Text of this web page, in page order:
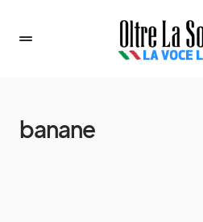
banane